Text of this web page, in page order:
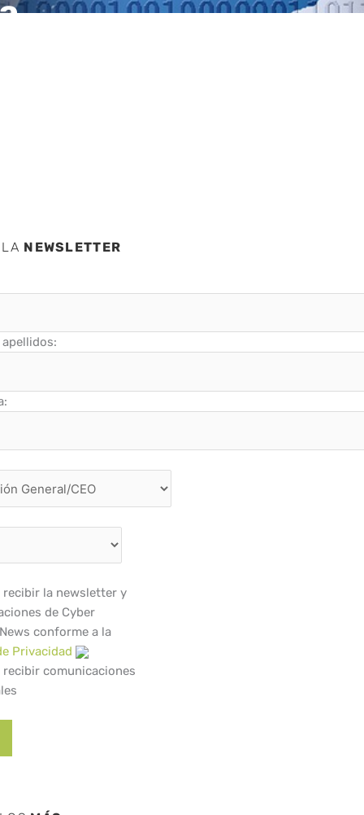
NEWSLETTER
recibir la newsletter y
de Cyber
conforme a la
Privacidad
recibir comunicaciones